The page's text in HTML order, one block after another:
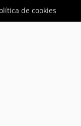
de cookies